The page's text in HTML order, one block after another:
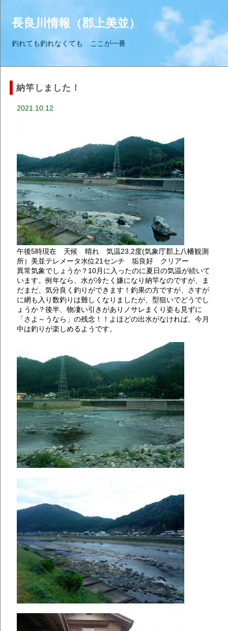
長良川情報（郡上美並）
釣れても釣れなくても ここが一番
納竿しました！
2021.10.12
午後5時現在 天候 晴れ 気温23,2度(気象庁郡上八幡観測
所）美並テレメータ水位21センチ 垢良好 クリアー
異常気象でしょうか？10月に入ったのに夏日の気温が続いて
います。例年なら、水が冷たく嫌になり納竿なのですが、ま
だまだ、気分良く釣りができます！釣果の方ですが、さすが
に網も入り数釣りは難しくなりましたが、型狙いでどうでし
ょうか？後半、物凄い引きがありノサレまくり姿も見ずに
「さよ～うなら」の残念！！よほどの出水がなければ、今月
中は釣りが楽しめるようです。